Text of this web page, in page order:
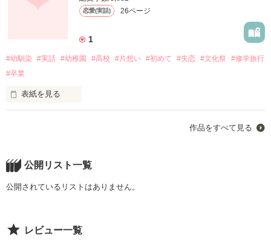
恋愛(実話) 26ページ
1
#幼馴染 #実話 #幼稚園 #高校 #片想い #初めて #失恋 #文化祭
#修学旅行
#卒業
表紙を見る
作品をすべて見る
公開リスト一覧
公開されているリストはありません。
レビュー一覧